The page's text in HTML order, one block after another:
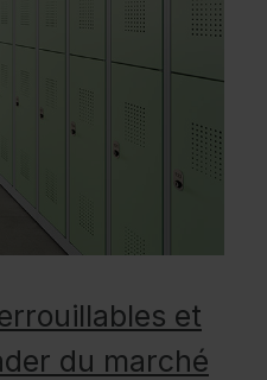
et
du marché